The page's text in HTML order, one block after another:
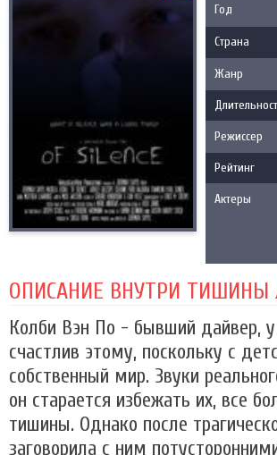
Год
Страна
Жанр
Режиссер
Рейтинг
Актеры
ОПИСАНИЕ ВНУТРИ ТИШИНЫ /
Колби Вэн По - бывший дайвер, у
счастлив этому, поскольку с
собственный мир. Звуки
он старается избежать их, все
тишины. Однако после
заговорила с ним